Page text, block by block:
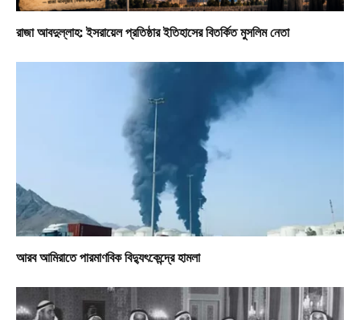
রাজা আবদুল্লাহ: ইসরায়েল প্রতিষ্ঠার ইতিহাসের বিতর্কিত মুসলিম নেতা
আরব আমিরাতে পারমাণবিক বিদ্যুৎকেন্দ্রে হামলা